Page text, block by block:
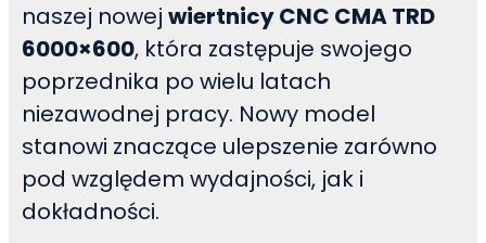
naszej nowej wiertnicy CNC CMA TRD
6000×600, która zastępuje swojego
poprzednika po wielu latach
niezawodnej pracy. Nowy model
stanowi znaczące ulepszenie zarówno
pod względem wydajności, jak i
dokładności.